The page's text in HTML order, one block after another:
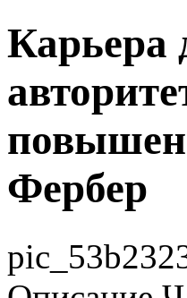
Карьера
Фербер